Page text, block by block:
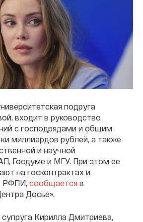
подруга
входит в руководство
с господрядами и общим
миллиардов рублей, а также
и научной
Госдуме и МГУ. При этом ее
на госконтрактах и
РФПИ, сообщается в
Досье».
Кирилла Дмитриева,